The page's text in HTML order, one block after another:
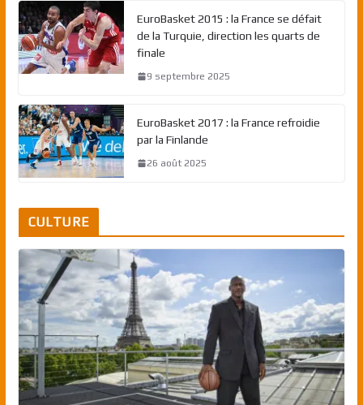
EuroBasket 2015 : la France se défait
de la Turquie, direction les quarts de
finale
9 septembre 2025
EuroBasket 2017 : la France refroidie
par la Finlande
26 août 2025
CULTURE